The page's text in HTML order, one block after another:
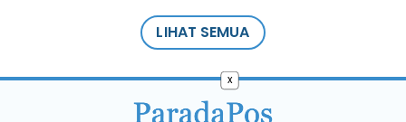
LIHAT SEMUA
x